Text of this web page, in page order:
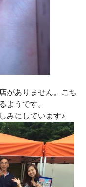
がありません。こち
ようです。
みにしています♪